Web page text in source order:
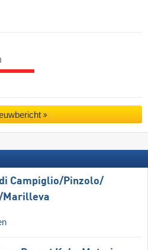
Campiglio/​Pinzolo/​
​Marilleva